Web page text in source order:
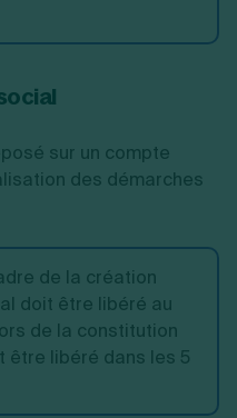
sur un compte
des démarches
de la création
doit être libéré au
de la constitution
être libéré dans les 5